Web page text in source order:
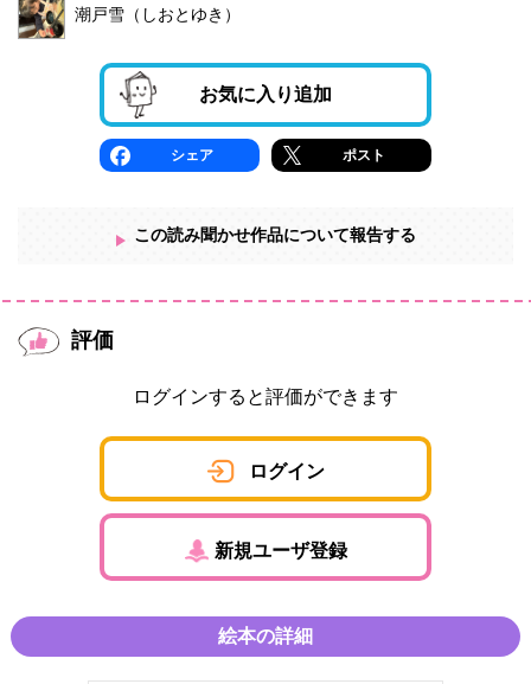
潮戸雪（しおとゆき）
お気に入り追加
シェア ポスト
この読み聞かせ作品について報告する
評価
ログインすると評価ができます
ログイン
新規ユーザ登録
絵本の詳細